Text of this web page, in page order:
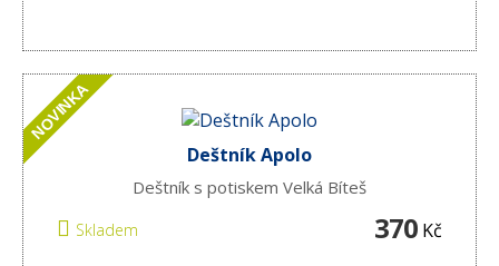
NOVINKA
Deštník Apolo
Deštník s potiskem Velká Bíteš
Skladem 370 Kč